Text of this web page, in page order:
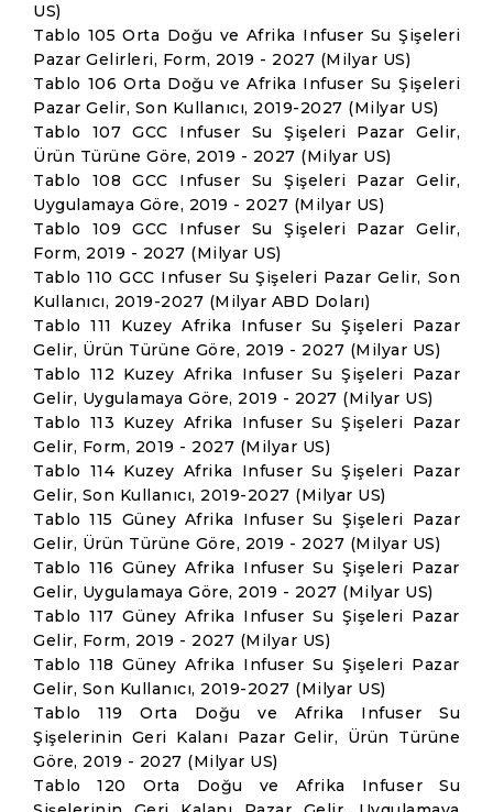
US)
Tablo 105 Orta Doğu ve Afrika Infuser Su Şişeleri
Pazar Gelirleri, Form, 2019 - 2027 (Milyar US)
Tablo 106 Orta Doğu ve Afrika Infuser Su Şişeleri
Pazar Gelir, Son Kullanıcı, 2019-2027 (Milyar US)
Tablo 107 GCC Infuser Su Şişeleri Pazar Gelir,
Ürün Türüne Göre, 2019 - 2027 (Milyar US)
Tablo 108 GCC Infuser Su Şişeleri Pazar Gelir,
Uygulamaya Göre, 2019 - 2027 (Milyar US)
Tablo 109 GCC Infuser Su Şişeleri Pazar Gelir,
Form, 2019 - 2027 (Milyar US)
Tablo 110 GCC Infuser Su Şişeleri Pazar Gelir, Son
Kullanıcı, 2019-2027 (Milyar ABD Doları)
Tablo 111 Kuzey Afrika Infuser Su Şişeleri Pazar
Gelir, Ürün Türüne Göre, 2019 - 2027 (Milyar US)
Tablo 112 Kuzey Afrika Infuser Su Şişeleri Pazar
Gelir, Uygulamaya Göre, 2019 - 2027 (Milyar US)
Tablo 113 Kuzey Afrika Infuser Su Şişeleri Pazar
Gelir, Form, 2019 - 2027 (Milyar US)
Tablo 114 Kuzey Afrika Infuser Su Şişeleri Pazar
Gelir, Son Kullanıcı, 2019-2027 (Milyar US)
Tablo 115 Güney Afrika Infuser Su Şişeleri Pazar
Gelir, Ürün Türüne Göre, 2019 - 2027 (Milyar US)
Tablo 116 Güney Afrika Infuser Su Şişeleri Pazar
Gelir, Uygulamaya Göre, 2019 - 2027 (Milyar US)
Tablo 117 Güney Afrika Infuser Su Şişeleri Pazar
Gelir, Form, 2019 - 2027 (Milyar US)
Tablo 118 Güney Afrika Infuser Su Şişeleri Pazar
Gelir, Son Kullanıcı, 2019-2027 (Milyar US)
Tablo 119 Orta Doğu ve Afrika Infuser Su
Şişelerinin Geri Kalanı Pazar Gelir, Ürün Türüne
Göre, 2019 - 2027 (Milyar US)
Tablo 120 Orta Doğu ve Afrika Infuser Su